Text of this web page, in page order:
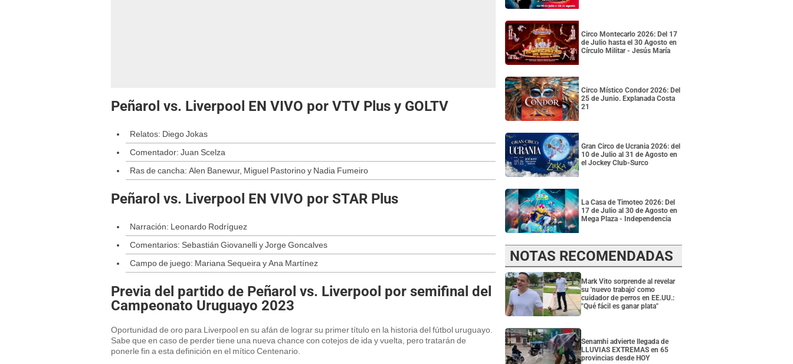
Peñarol vs. Liverpool EN VIVO por VTV Plus y GOLTV
Relatos: Diego Jokas
Comentador: Juan Scelza
Ras de cancha: Alen Banewur, Miguel Pastorino y Nadia Fumeiro
Peñarol vs. Liverpool EN VIVO por STAR Plus
Narración: Leonardo Rodríguez
Comentarios: Sebastián Giovanelli y Jorge Goncalves
Campo de juego: Mariana Sequeira y Ana Martínez
Previa del partido de Peñarol vs. Liverpool por semifinal del
Campeonato Uruguayo 2023
Oportunidad de oro para Liverpool en su afán de lograr su primer título en la historia del fútbol uruguayo.
Sabe que en caso de perder tiene una nueva chance con cotejos de ida y vuelta, pero tratarán de
ponerle fin a esta definición en el mítico Centenario.
Circo Montecarlo 2026: Del 17
de Julio hasta el 30 Agosto en
Círculo Militar - Jesús María
Circo Místico Condor 2026: Del
25 de Junio. Explanada Costa
21
Gran Circo de Ucrania 2026: del
10 de Julio al 31 de Agosto en
el Jockey Club-Surco
La Casa de Timoteo 2026: Del
17 de Julio al 30 de Agosto en
Mega Plaza - Independencia
NOTAS RECOMENDADAS
Mark Vito sorprende al revelar
su 'nuevo trabajo' como
cuidador de perros en EE.UU.:
"Qué fácil es ganar plata"
Senamhi advierte llegada de
LLUVIAS EXTREMAS en 65
provincias desde HOY